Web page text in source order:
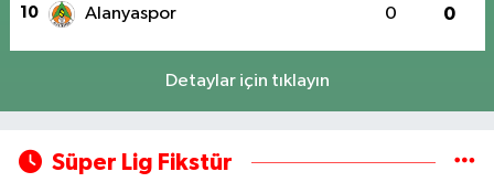
10 Alanyaspor 0 0
Detaylar için tıklayın
Süper Lig Fikstür